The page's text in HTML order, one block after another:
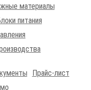
материалы
питания
Прайс-лист